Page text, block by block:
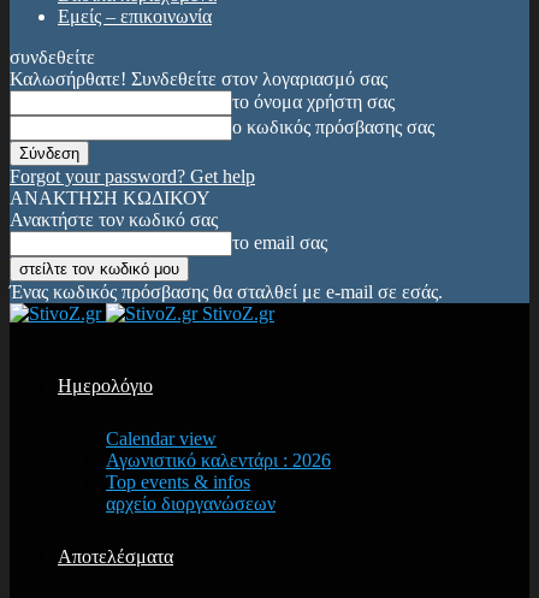
Εμείς – επικοινωνία
συνδεθείτε
Καλωσήρθατε! Συνδεθείτε στον λογαριασμό σας
το όνομα χρήστη σας
ο κωδικός πρόσβασης σας
Forgot your password? Get help
ΑΝΑΚΤΗΣΗ ΚΩΔΙΚΟΥ
Ανακτήστε τον κωδικό σας
το email σας
Ένας κωδικός πρόσβασης θα σταλθεί με e-mail σε εσάς.
StivoZ.gr
Ημερολόγιο
Calendar view
Αγωνιστικό καλεντάρι : 2026
Top events & infos
αρχείο διοργανώσεων
Αποτελέσματα